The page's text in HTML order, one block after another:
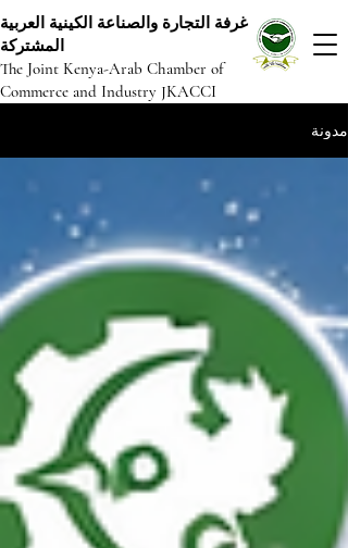
غرفة التجارة والصناعة الكينية العربية
المشتركة
The Joint Kenya-Arab Chamber of
Commerce and Industry JKACCI
مدونة